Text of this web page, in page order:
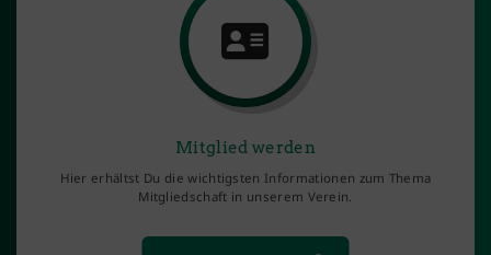
Mitglied werden
Hier erhältst Du die wichtigsten Informationen zum Thema
Mitgliedschaft in unserem Verein.